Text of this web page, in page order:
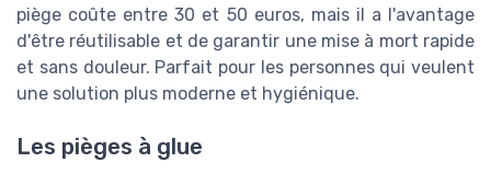
piège coûte entre 30 et 50 euros, mais il a l'avantage
d'être réutilisable et de garantir une mise à mort rapide
et sans douleur. Parfait pour les personnes qui veulent
une solution plus moderne et hygiénique.
Les pièges à glue